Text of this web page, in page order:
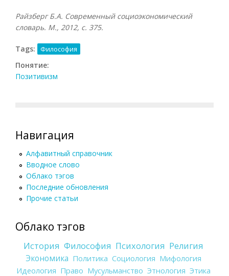
Райзберг Б.А. Современный социоэкономический
словарь. М., 2012, с. 375.
Tags: Философия
Понятие:
Позитивизм
Навигация
Алфавитный справочник
Вводное слово
Облако тэгов
Последние обновления
Прочие статьи
Облако тэгов
История Философия Психология Религия
Экономика Политика Социология Мифология
Идеология Право Мусульманство Этнология Этика